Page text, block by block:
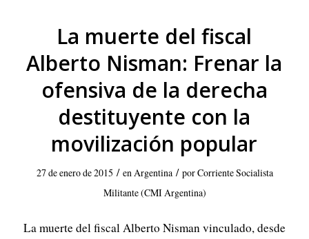
La muerte del fiscal
Alberto Nisman: Frenar la
ofensiva de la derecha
destituyente con la
movilización popular
27 de enero de 2015 / en Argentina / porCorriente Socialista
Militante (CMI Argentina)
La muerte del fiscal Alberto Nisman vinculado, desde